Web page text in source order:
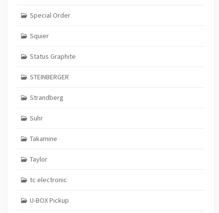
Special Order
Squier
Status Graphite
STEINBERGER
Strandberg
Suhr
Takamine
Taylor
tc electronic
U-BOX Pickup